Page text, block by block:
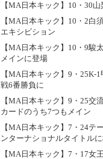
【MA日本キック】10・30
【MA日本キック】10・2白
エキシビション
【MA日本キック】10・9駿
メインに登場
【MA日本キック】9・25K-
戦6番勝負に
【MA日本キック】9・25交
カードのうち7つもメイン
【MA日本キック】7・24テ
ンターナショナルタイトル
【MA日本キック】7・17女